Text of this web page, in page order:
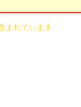
まれています